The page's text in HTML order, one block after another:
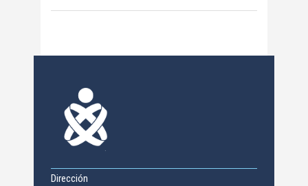
Dirección